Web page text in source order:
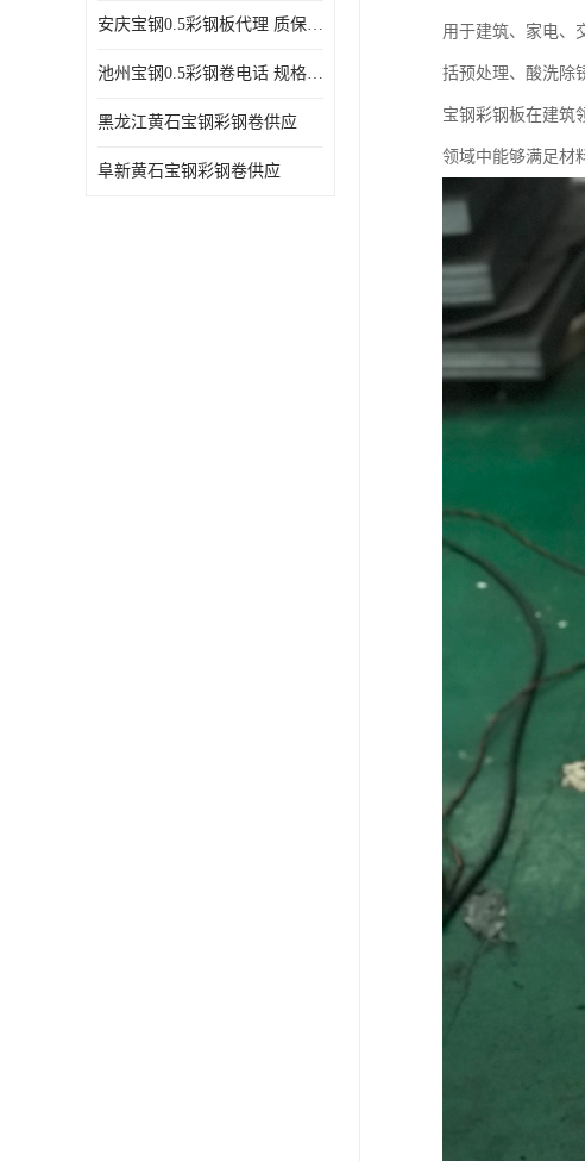
安庆宝钢0.5彩钢板代理 质保十年起
池州宝钢0.5彩钢卷电话 规格多样
黑龙江黄石宝钢彩钢卷供应
阜新黄石宝钢彩钢卷供应
用于建筑、家电、
括预处理、酸洗除
宝钢彩钢板在建筑
领域中能够满足材